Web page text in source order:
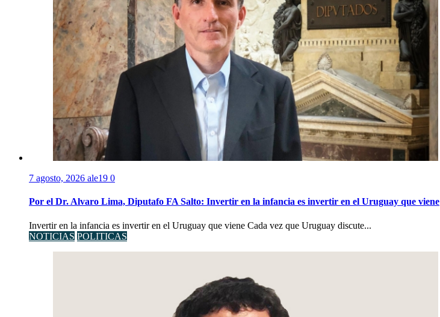
7 agosto, 2026 ale19 0
Por el Dr. Alvaro Lima, Diputafo FA Salto: Invertir en la infancia es invertir en el Uruguay que viene
Invertir en la infancia es invertir en el Uruguay que viene Cada vez que Uruguay discute...
NOTICIAS POLITICAS